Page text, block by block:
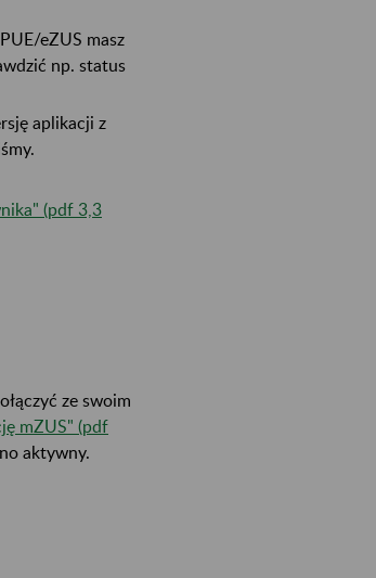
eZUS masz
np. status
aplikacji z
(pdf 3,3
ze swoim
mZUS" (pdf
aktywny.